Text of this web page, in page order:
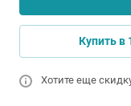
Купить в
Хотите еще